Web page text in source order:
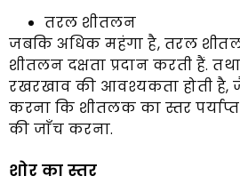
तरल शीतलन
जबकि अधिक महंगा है, तरल
शीतलन दक्षता प्रदान करती हैं.
रखरखाव की आवश्यकता होती है,
करना कि शीतलक का स्तर
की जाँच करना.
शोर का स्तर